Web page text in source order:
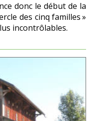
donc le début de la
des cinq familles »
incontrôlables.